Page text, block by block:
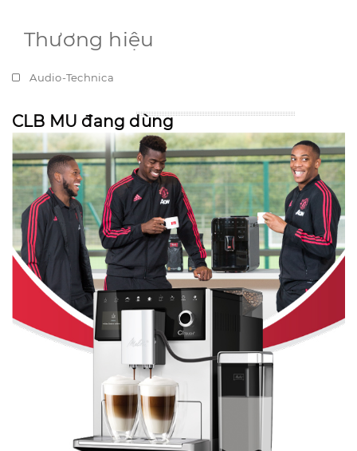
Thương hiệu
Audio-Technica
CLB MU đang dùng